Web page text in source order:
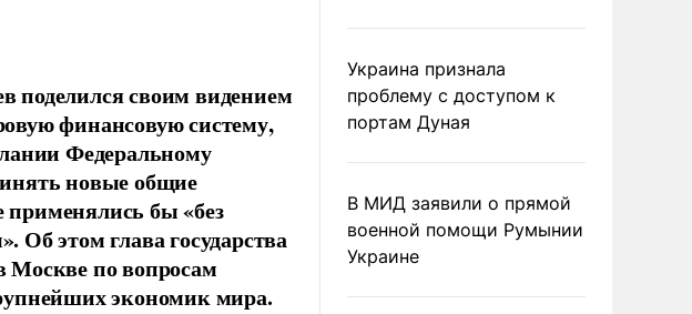
поделился своим видением
финансовую систему,
Федеральному
новые общие
бы «без
Об этом глава государства
Москве по вопросам
экономик мира.
Украина признала
проблему с доступом к
портам Дуная
В МИД заявили о прямой
военной помощи Румынии
Украине